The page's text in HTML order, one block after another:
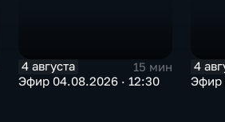
4 августа
15 мин
Эфир 04.08.2026 · 12:30
4
Эфир